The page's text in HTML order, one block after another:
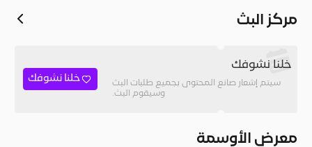
مركز البث
خلنا نشوفك
سيتم إشعار صانع المحتوى بجميع طلبات البث
وسيقوم البث.
خلنا نشوفك
معرض الأوسمة